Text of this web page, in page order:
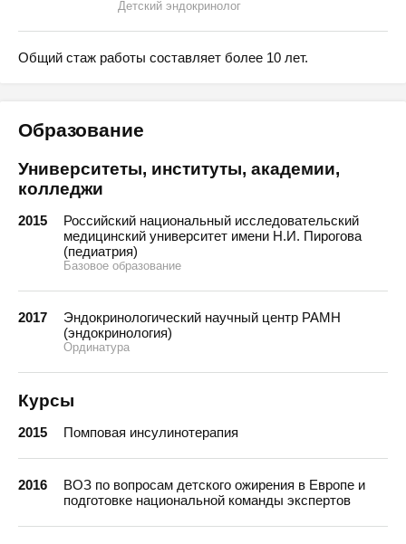
Детский эндокринолог
Общий стаж работы составляет более 10 лет.
Образование
Университеты, институты, академии,
колледжи
2015
Российский национальный исследовательский
медицинский университет имени Н.И. Пирогова
(педиатрия)
Базовое образование
2017
Эндокринологический научный центр РАМН
(эндокринология)
Ординатура
Курсы
2015 Помповая инсулинотерапия
2016
ВОЗ по вопросам детского ожирения в Европе и
подготовке национальной команды экспертов